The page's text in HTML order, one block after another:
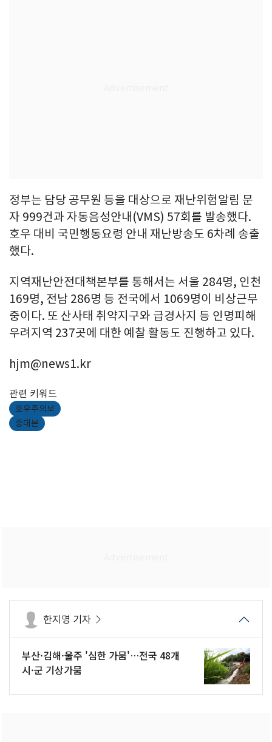
정부는 담당 공무원 등을 대상으로 재난위험알림 문
자 999건과 자동음성안내(VMS) 57회를 발송했다.
호우 대비 국민행동요령 안내 재난방송도 6차례 송출
했다.
지역재난안전대책본부를 통해서는 서울 284명, 인천
169명, 전남 286명 등 전국에서 1069명이 비상근무
중이다. 또 산사태 취약지구와 급경사지 등 인명피해
우려지역 237곳에 대한 예찰 활동도 진행하고 있다.
hjm@news1.kr
관련 키워드
호우주의보
중대본
한지명 기자
부산·김해·울주 '심한 가뭄'…전국 48개
시·군 기상가뭄